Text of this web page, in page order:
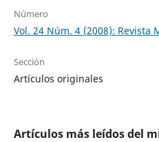
Número
Vol. 24 Núm. 4 (2008): Revista
Sección
Artículos originales
Artículos más leídos del